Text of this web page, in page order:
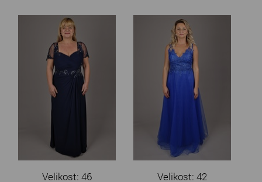
Velikost: 46
Velikost: 42